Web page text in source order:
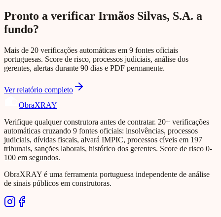
Pronto a verificar Irmãos Silvas, S.A. a
fundo?
Mais de 20 verificações automáticas em 9 fontes oficiais
portuguesas. Score de risco, processos judiciais, análise dos
gerentes, alertas durante 90 dias e PDF permanente.
Ver relatório completo
ObraXRAY
Verifique qualquer construtora antes de contratar. 20+ verificações
automáticas cruzando 9 fontes oficiais: insolvências, processos
judiciais, dívidas fiscais, alvará IMPIC, processos cíveis em 197
tribunais, sanções laborais, histórico dos gerentes. Score de risco 0-
100 em segundos.
ObraXRAY é uma ferramenta portuguesa independente de análise
de sinais públicos em construtoras.